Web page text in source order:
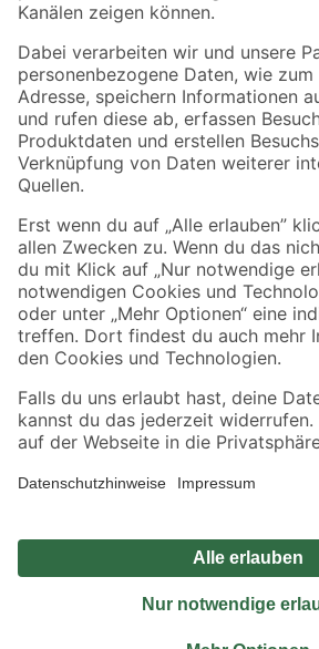
Folge uns
Zahlungsarten
Sicher einkaufen
Jetzt die toom-App herunterladen
Alle Preisangaben in EUR inkl. gesetzl. MwSt.. Die
Umständen nicht in allen Märkten verfügbar. Die
Produkte nur solange der Vorrat reicht.
*Paketversand ab 59 € versandkostenfrei, gilt nicht für
Privatsphäre Impressum
Nutzungsbedingungen
Widerrufsrecht